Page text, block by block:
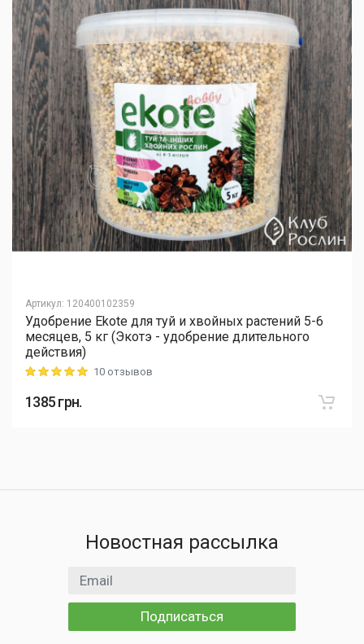
Артикул: 120400102359
Удобрение Ekote для туй и хвойных растений 5-6
месяцев, 5 кг (Экотэ - удобрение длительного
действия)
Rating: 5 out of 510 отзывов
1385грн.
Новостная рассылка
Email адрес
Подписаться